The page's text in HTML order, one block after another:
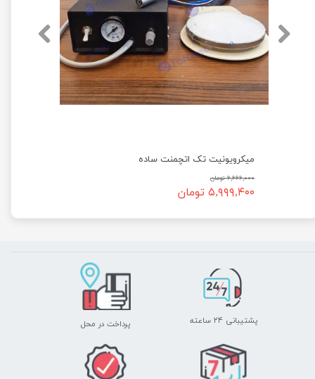
میکرویونیت تک اتچمنت ساده
۶,۶۶۶,۰۰۰ تومان
۵,۹۹۹,۴۰۰ تومان
پشتیبانی ۲۴ ساعته پرداخت در محل